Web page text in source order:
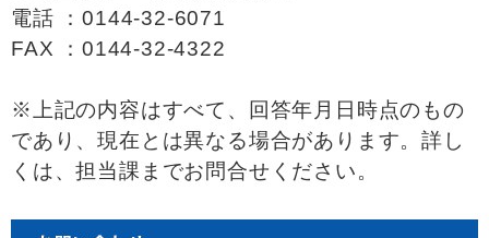
電話 ：0144-32-6071
FAX ：0144-32-4322
※上記の内容はすべて、回答年月日時点のもの
であり、現在とは異なる場合があります。詳し
くは、担当課までお問合せください。